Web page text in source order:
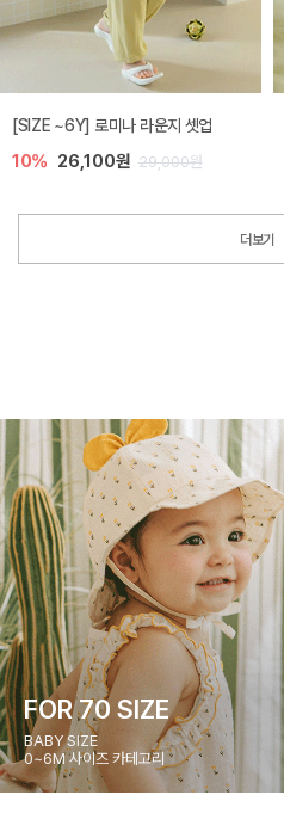
[SIZE ~6Y] 로미나 라운지 셋업
10% 26,100원 29,000원
더보기
FOR 70 SIZE
BABY SIZE
0~6M 사이즈 카테고리